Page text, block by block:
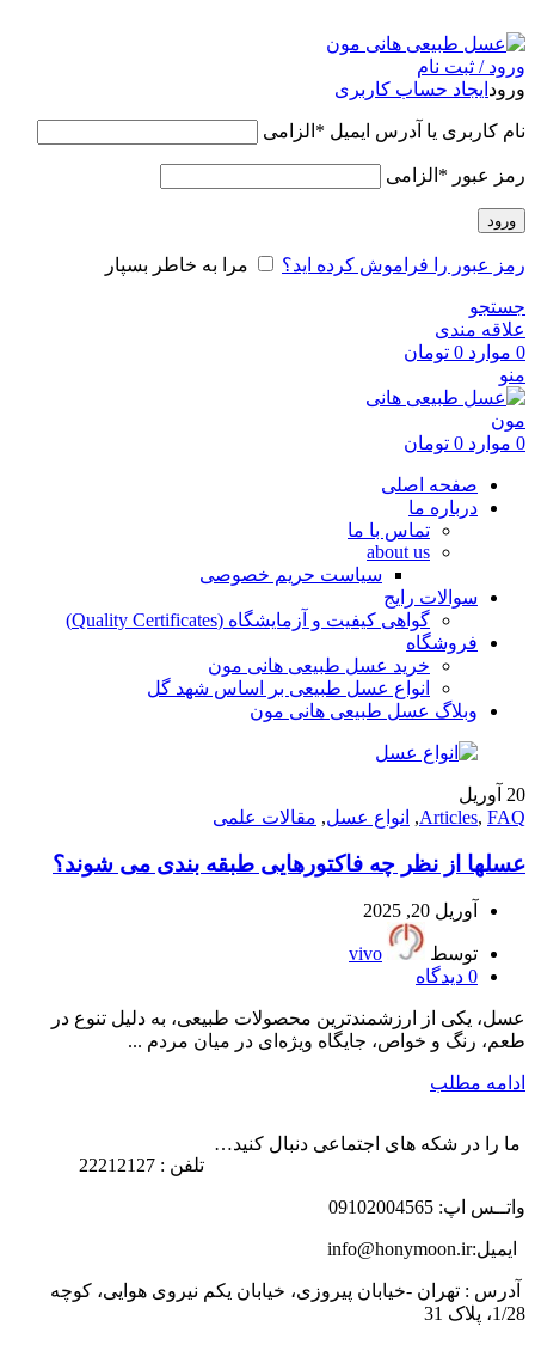
ورود / ثبت نام
ورود ایجاد حساب کاربری
نام کاربری یا آدرس ایمیل * الزامی
رمز عبور * الزامی
ورود
رمز عبور را فراموش کرده اید؟ مرا به خاطر بسپار
جستجو
علاقه مندی
0 موارد 0 تومان
منو
0 موارد 0 تومان
صفحه اصلی
درباره ما
تماس با ما
about us
سیاست حریم خصوصی
سوالات رایج
گواهی کیفیت و آزمایشگاه (Quality Certificates)
فروشگاه
خرید عسل طبیعی هانی مون
انواع عسل طبیعی بر اساس شهد گل
وبلاگ عسل طبیعی هانی مون
20 آوریل
Articles, FAQ
, انواع عسل, مقالات علمی
عسلها از نظر چه فاکتورهایی طبقه بندی می شوند؟
آوریل 20, 2025
توسط
vivo
0 دیدگاه
عسل، یکی از ارزشمندترین محصولات طبیعی، به دلیل تنوع در
طعم، رنگ و خواص، جایگاه ویژه‌ای در میان مردم ...
ادامه مطلب
ما را در شکه های اجتماعی دنبال کنید…
تلفن : 22212127
واتــس اپ: 09102004565
ایمیل:info@honymoon.ir
آدرس : تهران -خیابان پیروزی، خیابان یکم نیروی هوایی، کوچه
1/28، پلاک 31